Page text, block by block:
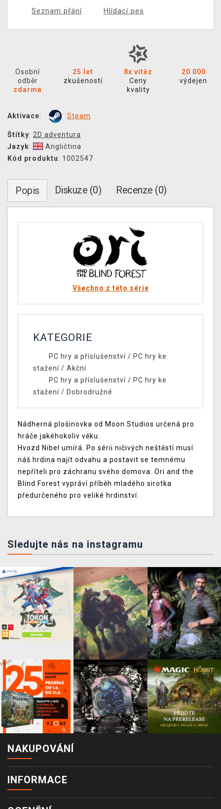
Seznam přání Hlídací pes
Osobní
odběr
zdarma
25 let
zkušeností
8x vítěz
Ceny
kvality
20 000
výdejen
Aktivace: Steam
Štítky: 2D adventura
Jazyk:
Angličtina
Kód produktu: 1002547
Popis Diskuze (0) Recenze (0)
Všechno z této série
KATEGORIE
PC hry a příslušenství/ PC hry ke
stažení / Akční
PC hry a příslušenství/ PC hry ke
stažení / Dobrodružné
Nádherná plošinovka od Moon Studios určená pro
hráče jakéhokoliv věku.
Hvozd Nibel umírá. Po sérii ničivých neštěstí musí
náš hrdina najít odvahu a postavit se temnému
nepříteli pro záchranu svého domova. Ori and the
Blind Forest vypráví příběh mladého sirotka
předurčeného pro veliké hrdinství.
Sledujte nás na instagramu
NAKUPOVÁNÍ
INFORMACE